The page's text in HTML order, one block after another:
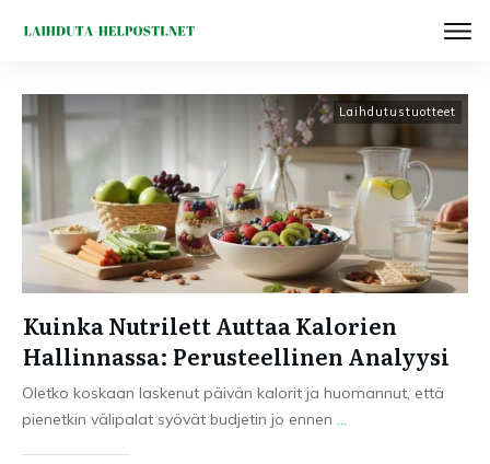
Laihdutustuotteet
Kuinka Nutrilett Auttaa Kalorien
Hallinnassa: Perusteellinen Analyysi
Oletko koskaan laskenut päivän kalorit ja huomannut, että
pienetkin välipalat syövät budjetin jo ennen ...